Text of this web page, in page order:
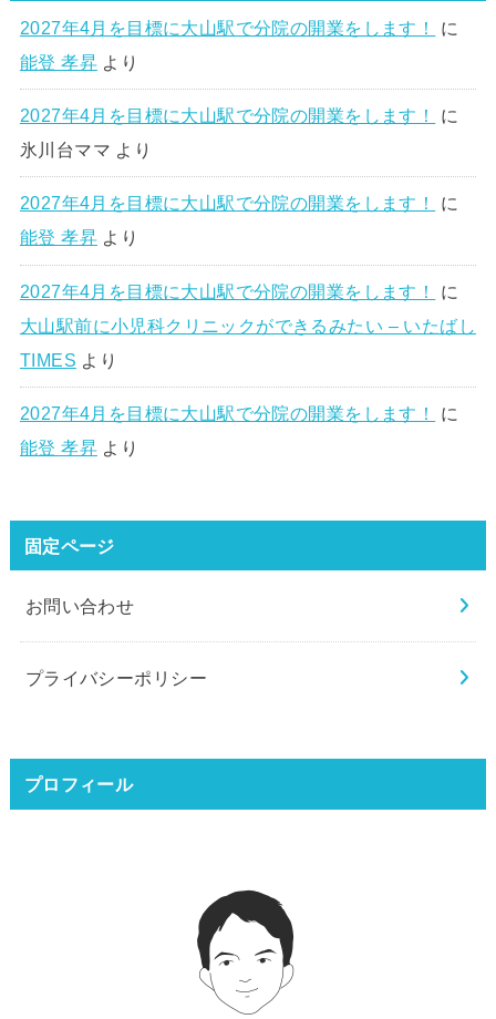
2027年4月を目標に大山駅で分院の開業をします！
に
能登 孝昇より
2027年4月を目標に大山駅で分院の開業をします！
に
氷川台ママ より
2027年4月を目標に大山駅で分院の開業をします！
に
能登 孝昇より
2027年4月を目標に大山駅で分院の開業をします！
に
大山駅前に小児科クリニックができるみたい – いたばし
TIMES より
2027年4月を目標に大山駅で分院の開業をします！
に
能登 孝昇より
固定ページ
お問い合わせ
プライバシーポリシー
プロフィール